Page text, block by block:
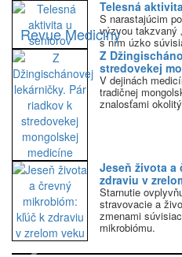
Revue Mediciny
Telesná
S narastajúcim
výzvou takzvaný
s ním úzko
Z
stredovekej
V dejinách
tradičnej
znalosťami
Jeseň života a
zdraviu v
Starnutie
stravovacie a
zmenami
mikrobiómu.